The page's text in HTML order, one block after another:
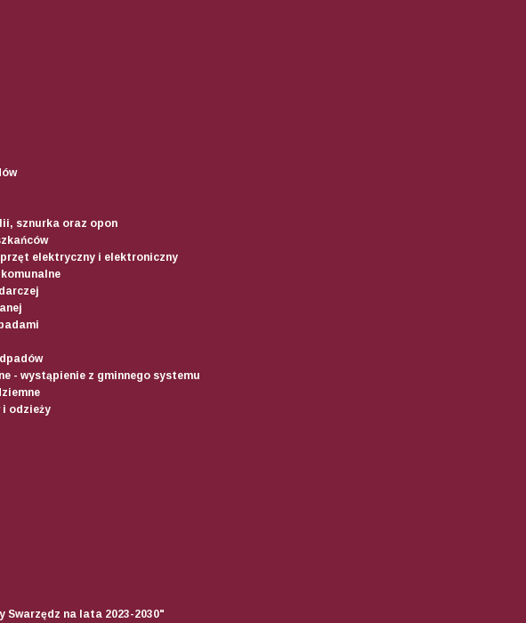
sznurka oraz opon
elektryczny i elektroniczny
- wystąpienie z gminnego systemu
odzieży
Swarzędz na lata 2023-2030"